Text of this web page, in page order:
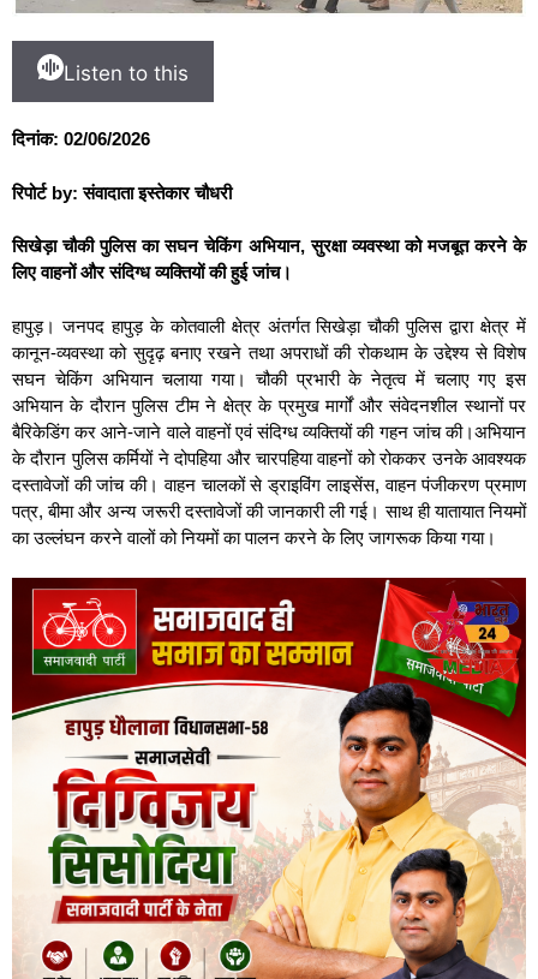
Listen to this
दिनांक: 02/06/2026
रिपोर्ट by: संवादाता इस्तेकार चौधरी
सिखेड़ा चौकी पुलिस का सघन चेकिंग अभियान, सुरक्षा व्यवस्था को मजबूत करने के
लिए वाहनों और संदिग्ध व्यक्तियों की हुई जांच।
हापुड़। जनपद हापुड़ के कोतवाली क्षेत्र अंतर्गत सिखेड़ा चौकी पुलिस द्वारा क्षेत्र में
कानून-व्यवस्था को सुदृढ़ बनाए रखने तथा अपराधों की रोकथाम के उद्देश्य से विशेष
सघन चेकिंग अभियान चलाया गया। चौकी प्रभारी के नेतृत्व में चलाए गए इस
अभियान के दौरान पुलिस टीम ने क्षेत्र के प्रमुख मार्गों और संवेदनशील स्थानों पर
बैरिकेडिंग कर आने-जाने वाले वाहनों एवं संदिग्ध व्यक्तियों की गहन जांच की।अभियान
के दौरान पुलिस कर्मियों ने दोपहिया और चारपहिया वाहनों को रोककर उनके आवश्यक
दस्तावेजों की जांच की। वाहन चालकों से ड्राइविंग लाइसेंस, वाहन पंजीकरण प्रमाण
पत्र, बीमा और अन्य जरूरी दस्तावेजों की जानकारी ली गई। साथ ही यातायात नियमों
का उल्लंघन करने वालों को नियमों का पालन करने के लिए जागरूक किया गया।